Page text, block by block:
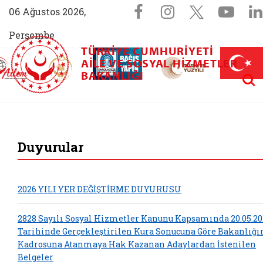
06 Ağustos 2026,
Perşembe
Sosyal
Facebook
Instagram
X
Aile (yeni sekmede açılır)
AİLEM İletişim Merkezi (yeni sekmede açılır)
Aile ve Nüfus On Yılı (yeni sekmede açılır)
Darülaceze bağış sayfası (yeni
TÜRKIYE CUMHURIYETI
AILE VE SOSYAL HIZMETLER
BAKANLIĞI
Duyurular
2026 YILI YER DEĞİŞTİRME DUYURUSU
2828 Sayılı Sosyal Hizmetler Kanunu Kapsamında
Tarihinde Gerçekleştirilen Kura Sonucuna Göre
Kadrosuna Atanmaya Hak Kazanan Adaylardan İstenilen
Belgeler